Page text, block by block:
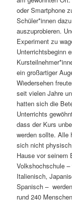
oder Smartphone
Schüler*innen
auszuprobieren.
Experiment zu
Unterrichtsbeginn
ein großartiger
Wiedersehen
seit vielen Jahre
hatten sich die
Unterrichts
dass der Kurs
werden sollte. Alle
sich nicht
Hause vor seinem
Volkshochschule
Italienisch,
Spanisch –
rund 240